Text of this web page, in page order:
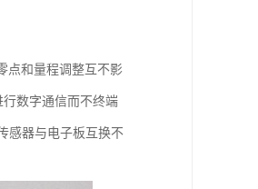
点和量程调整互不影
行数字通信而不终端
感器与电子板互换不